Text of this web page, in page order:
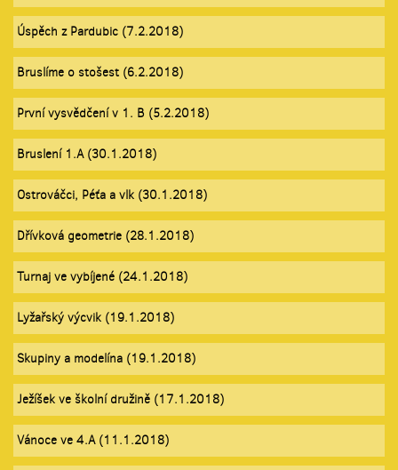
Úspěch z Pardubic (7.2.2018)
Bruslíme o stošest (6.2.2018)
První vysvědčení v 1. B (5.2.2018)
Bruslení 1.A (30.1.2018)
Ostrováčci, Péťa a vlk (30.1.2018)
Dřívková geometrie (28.1.2018)
Turnaj ve vybíjené (24.1.2018)
Lyžařský výcvik (19.1.2018)
Skupiny a modelína (19.1.2018)
Ježíšek ve školní družině (17.1.2018)
Vánoce ve 4.A (11.1.2018)